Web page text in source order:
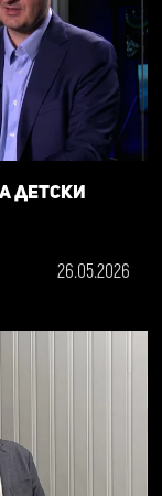
детски
26.05.2026